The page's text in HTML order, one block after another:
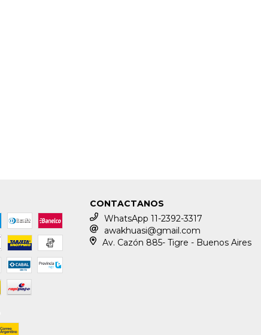
CONTACTANOS
WhatsApp 11-2392-3317
awakhuasi@gmail.com
Av. Cazón 885- Tigre - Buenos Aires